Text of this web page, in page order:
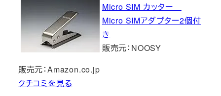
Micro SIM カッター
Micro SIMアダプター2個付
き
販売元：NOOSY
販売元：Amazon.co.jp
クチコミを見る